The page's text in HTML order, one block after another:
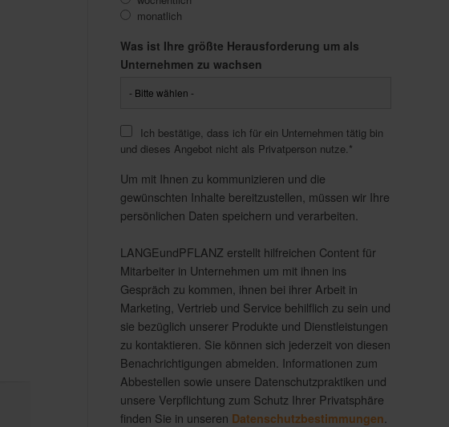
monatlich
Was ist Ihre größte Herausforderung um als
Unternehmen zu wachsen
Ich bestätige, dass ich für ein Unternehmen tätig bin
und dieses Angebot nicht als Privatperson nutze. *
Um mit Ihnen zu kommunizieren und die
gewünschten Inhalte bereitzustellen, müssen wir Ihre
persönlichen Daten speichern und verarbeiten.
LANGEundPFLANZ erstellt hilfreichen Content für
Mitarbeiter in Unternehmen um mit ihnen ins
Gespräch zu kommen, ihnen bei ihrer Arbeit in
Marketing, Vertrieb und Service behilflich zu sein und
sie bezüglich unserer Produkte und Dienstleistungen
zu kontaktieren. Sie können sich jederzeit von diesen
Benachrichtigungen abmelden. Informationen zum
Abbestellen sowie unsere Datenschutzpraktiken und
unsere Verpflichtung zum Schutz Ihrer Privatsphäre
finden Sie in unseren Datenschutzbestimmungen